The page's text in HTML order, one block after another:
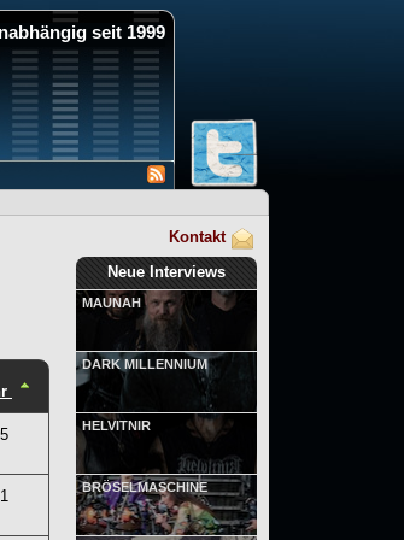
seit 1999
Kontakt
Neue Interviews
MAUNAH
DARK MILLENNIUM
HELVITNIR
BRÖSELMASCHINE